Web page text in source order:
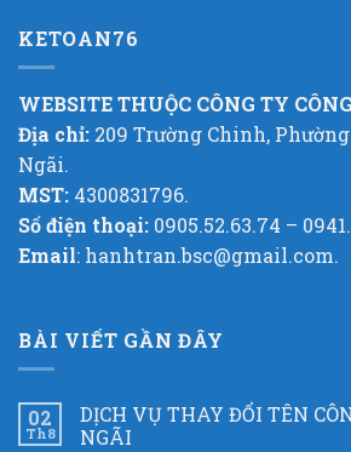
KETOAN76
WEBSITE THUỘC CÔNG TY
Địa chỉ: 209 Trường Chinh,
Ngãi.
MST: 4300831796.
Số điện thoại: 0905.52.63.74 –
Email: hanhtran.bsc@gmail.com.
BÀI VIẾT GẦN ĐÂY
02
Th8
DỊCH VỤ THAY ĐỔI TÊN
NGÃI